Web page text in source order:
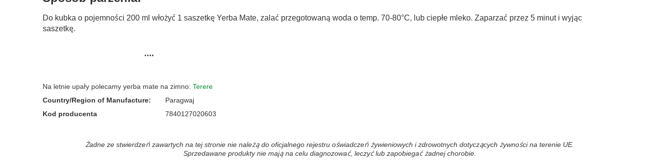
Do kubka o pojemności 200 ml włożyć 1 saszetkę Yerba Mate, zalać przegotowaną woda o temp. 70-80°C, lub ciepłe mleko. Zaparzać przez 5 minut i wyjąc
saszetkę.
Na letnie upały polecamy yerba mate na zimno: Terere
Country/Region of Manufacture:
Paragwaj
Kod producenta
7840127020603
Żadne ze stwierdzeń zawartych na tej stronie nie należą do oficjalnego rejestru oświadczeń żywieniowych i zdrowotnych dotyczących żywności na terenie UE.
Sprzedawane produkty nie mają na celu diagnozować, leczyć lub zapobiegać żadnej chorobie.